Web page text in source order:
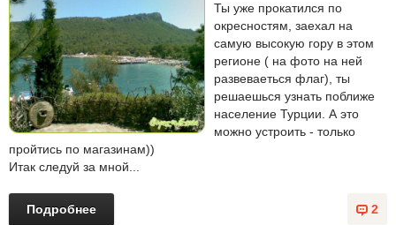
Ты уже прокатился по
окресностям, заехал на
самую высокую гору в этом
регионе ( на фото на ней
развеваеться флаг), ты
решаешься узнать поближе
население Турции. А это
можно устроить - только
пройтись по магазинам))
Итак следуй за мной...
2
Подробнее